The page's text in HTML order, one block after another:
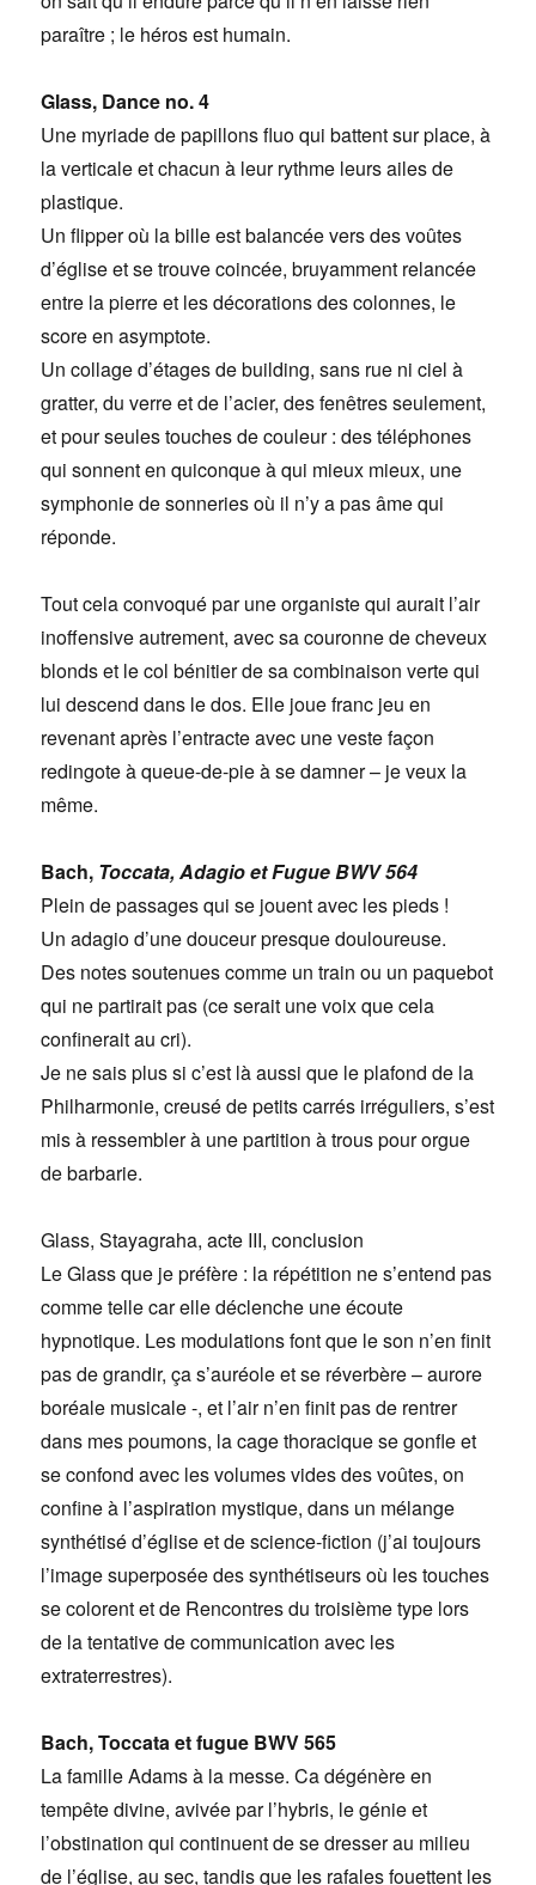
paraître ; le héros est humain.
Glass, Dance no. 4
Une myriade de papillons fluo qui battent sur place, à
la verticale et chacun à leur rythme leurs ailes de
plastique.
Un flipper où la bille est balancée vers des voûtes
d’église et se trouve coincée, bruyamment relancée
entre la pierre et les décorations des colonnes, le
score en asymptote.
Un collage d’étages de building, sans rue ni ciel à
gratter, du verre et de l’acier, des fenêtres seulement,
et pour seules touches de couleur : des téléphones
qui sonnent en quiconque à qui mieux mieux, une
symphonie de sonneries où il n’y a pas âme qui
réponde.
Tout cela convoqué par une organiste qui aurait l’air
inoffensive autrement, avec sa couronne de cheveux
blonds et le col bénitier de sa combinaison verte qui
lui descend dans le dos. Elle joue franc jeu en
revenant après l’entracte avec une veste façon
redingote à queue-de-pie à se damner – je veux la
même.
Bach, Toccata, Adagio et Fugue BWV 564
Plein de passages qui se jouent avec les pieds !
Un adagio d’une douceur presque douloureuse.
Des notes soutenues comme un train ou un paquebot
qui ne partirait pas (ce serait une voix que cela
confinerait au cri).
Je ne sais plus si c’est là aussi que le plafond de la
Philharmonie, creusé de petits carrés irréguliers, s’est
mis à ressembler à une partition à trous pour orgue
de barbarie.
Glass, Stayagraha, acte III, conclusion
Le Glass que je préfère : la répétition ne s’entend pas
comme telle car elle déclenche une écoute
hypnotique. Les modulations font que le son n’en finit
pas de grandir, ça s’auréole et se réverbère – aurore
boréale musicale -, et l’air n’en finit pas de rentrer
dans mes poumons, la cage thoracique se gonfle et
se confond avec les volumes vides des voûtes, on
confine à l’aspiration mystique, dans un mélange
synthétisé d’église et de science-fiction (j’ai toujours
l’image superposée des synthétiseurs où les touches
se colorent et de Rencontres du troisième type lors
de la tentative de communication avec les
extraterrestres).
Bach, Toccata et fugue BWV 565
La famille Adams à la messe. Ca dégénère en
tempête divine, avivée par l’hybris, le génie et
l’obstination qui continuent de se dresser au milieu
de l’église, au sec, tandis que les rafales fouettent les